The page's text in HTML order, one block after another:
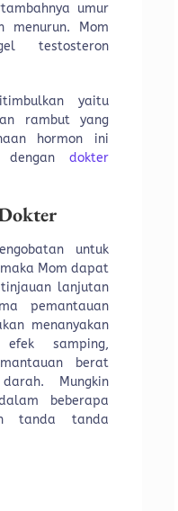
umur
menurun. Mom
testosteron
yaitu
rambut yang
hormon ini
dengandokter
untuk
Mom dapat
lanjutan
pemantauan
menanyakan
samping,
berat
Mungkin
beberapa
tanda tanda